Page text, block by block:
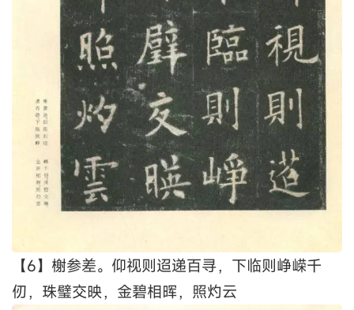
【6】榭参差。仰视则迢递百寻，下临则峥嵘千
仞，珠璧交映，金碧相晖，照灼云